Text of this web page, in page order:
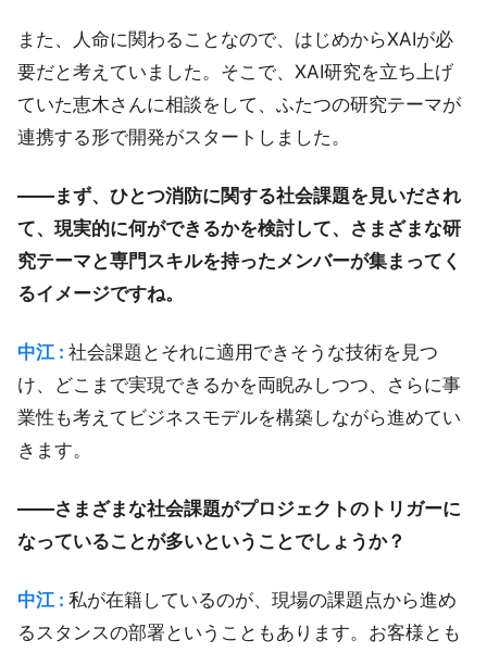
また、人命に関わることなので、はじめからXAIが必
要だと考えていました。そこで、XAI研究を立ち上げ
ていた恵木さんに相談をして、ふたつの研究テーマが
連携する形で開発がスタートしました。
――まず、ひとつ消防に関する社会課題を見いだされ
て、現実的に何ができるかを検討して、さまざまな研
究テーマと専門スキルを持ったメンバーが集まってく
るイメージですね。
中江 : 社会課題とそれに適用できそうな技術を見つ
け、どこまで実現できるかを両睨みしつつ、さらに事
業性も考えてビジネスモデルを構築しながら進めてい
きます。
――さまざまな社会課題がプロジェクトのトリガーに
なっていることが多いということでしょうか？
中江 : 私が在籍しているのが、現場の課題点から進め
るスタンスの部署ということもあります。お客様とも